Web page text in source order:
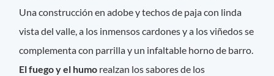
Una construcción en adobe y techos de paja con linda
vista del valle, a los inmensos cardones y a los viñedos se
complementa con parrilla y un infaltable horno de barro.
El fuego y el humo realzan los sabores de los